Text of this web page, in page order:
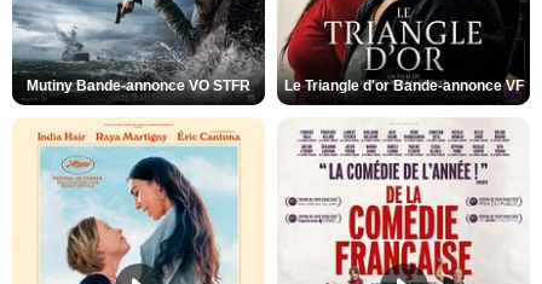
Mutiny Bande-annonce VO STFR Le Triangle d'or Bande-annonce VF